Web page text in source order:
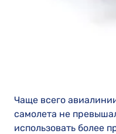
Чаще всего
самолета не
использовать более